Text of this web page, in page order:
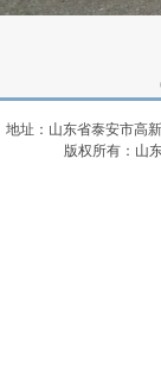
地址：山东省泰安市高
版权所有：山